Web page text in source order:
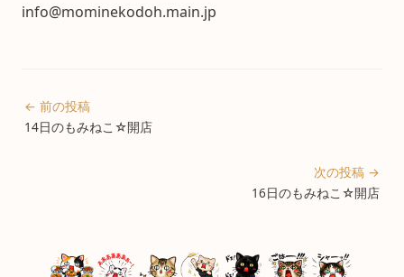
info@mominekodoh.main.jp
← 前の投稿
14日のもみねこ☆開店
次の投稿 →
16日のもみねこ☆開店